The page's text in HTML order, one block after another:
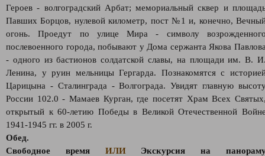
Героев - волгоградский Арбат; мемориальный сквер и
Павших Борцов, нулевой километр, пост №1 и, конечно,
огонь. Проедут по улице Мира - символу
послевоенного города, побывают у Дома сержанта Якова
- одного из бастионов солдатской славы, на площади им. В.
Ленина, у руин мельницы Гергарда. Познакомятся с
Царицына - Сталинграда - Волгограда. Увидят главную
России 102.0 - Мамаев Курган, где посетят Храм Всех
открытый к 60-летию Победы в Великой Отечественной
1941-1945 гг. в 2005 г.
Обед.
Свободное время ИЛИЭкскурсия на